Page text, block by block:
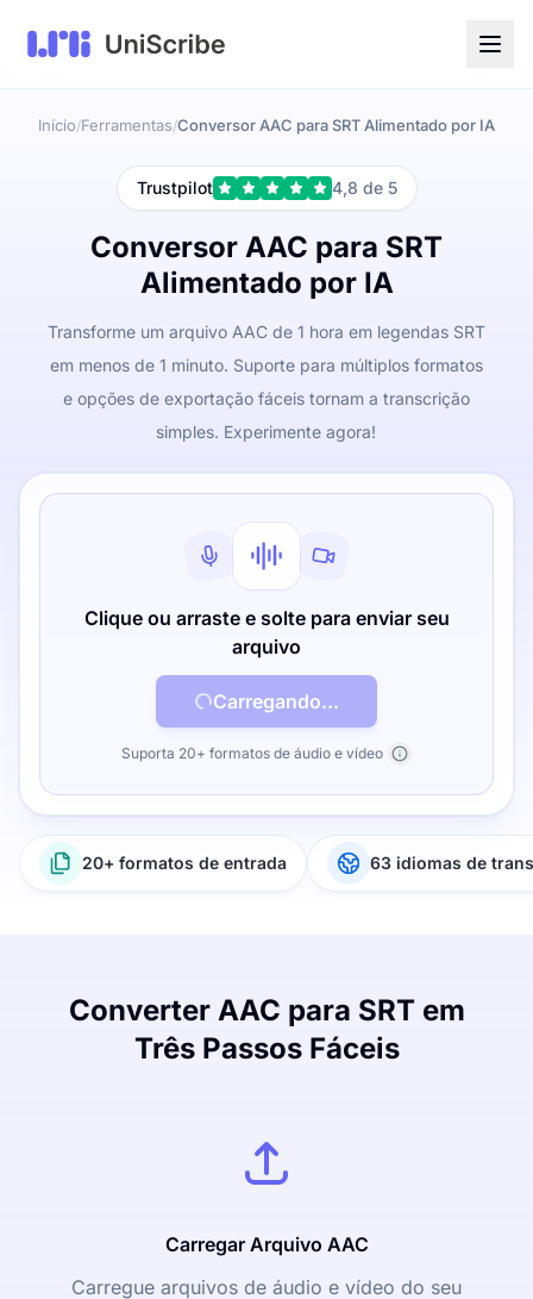
Início/Ferramentas/Conversor AAC para SRT Alimentado por IA
Trustpilot 4,8 de 5
Conversor AAC para SRT
Alimentado por IA
Transforme um arquivo AAC de 1 hora em legendas SRT
em menos de 1 minuto. Suporte para múltiplos formatos
e opções de exportação fáceis tornam a transcrição
simples. Experimente agora!
Clique ou arraste e solte para enviar seu
arquivo
Carregando...
Suporta 20+ formatos de áudio e vídeo
20+ formatos de entrada 63 idiomas de
Converter AAC para SRT em
Três Passos Fáceis
Carregar Arquivo AAC
Carregue arquivos de áudio e vídeo do seu